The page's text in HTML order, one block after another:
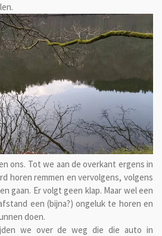
ons. Tot we aan de overkant ergens in
horen remmen en vervolgens, volgens
gaan. Er volgt geen klap. Maar wel een
een (bijna?) ongeluk te horen en
doen.
we over de weg die die auto in